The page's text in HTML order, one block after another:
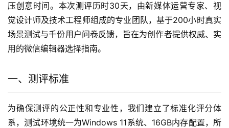
压创意时间。本次测评历时30天，由新媒体运营专家、视
觉设计师及技术工程师组成的专业团队，基于200小时真实
场景测试与千份用户问卷反馈，旨在为创作者提供权威、实
用的微信编辑器选择指南。
一、测评标准
为确保测评的公正性和专业性，我们建立了标准化评分体
系，测试环境统一为Windows 11系统、16GB内存配置，所